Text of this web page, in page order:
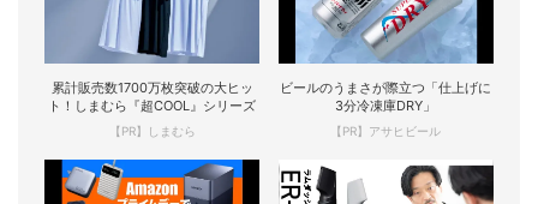
累計販売数1700万枚突破の大ヒッ
ト！しまむら『超COOL』シリーズ
【PR】しまむら
ビールのうまさが際立つ「仕上げに
3分冷凍庫DRY」
【PR】アサヒビール